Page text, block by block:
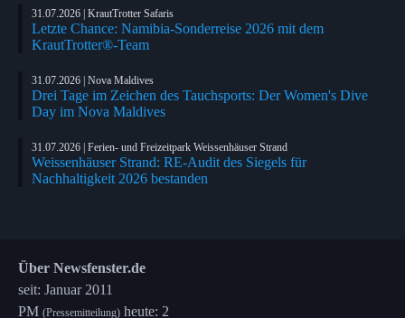
31.07.2026 | KrautTrotter Safaris
Letzte Chance: Namibia-Sonderreise 2026 mit dem
KrautTrotter®-Team
31.07.2026 | Nova Maldives
Drei Tage im Zeichen des Tauchsports: Der Women's Dive
Day im Nova Maldives
31.07.2026 | Ferien- und Freizeitpark Weissenhäuser Strand
Weissenhäuser Strand: RE-Audit des Siegels für
Nachhaltigkeit 2026 bestanden
Über Newsfenster.de
seit: Januar 2011
PM (Pressemitteilung) heute: 2